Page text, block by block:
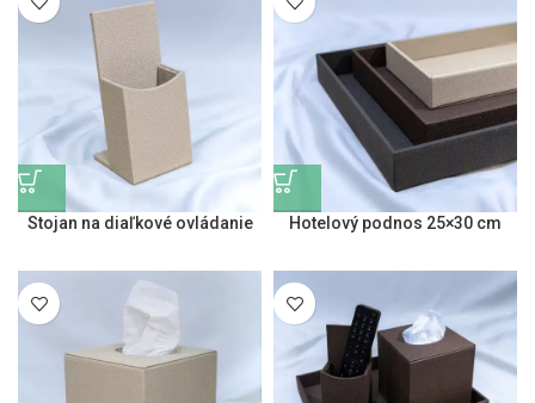
Stojan na diaľkové ovládanie Hotelový podnos 25×30 cm